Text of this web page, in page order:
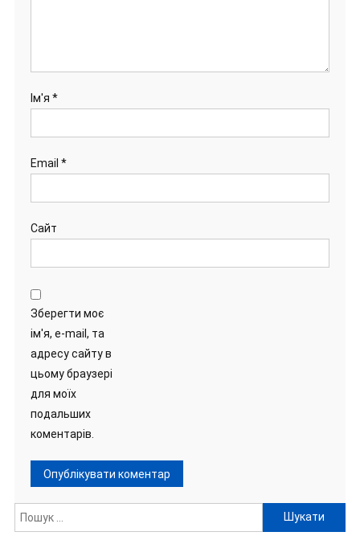
Ім'я *
Email *
Сайт
Зберегти моє
ім'я, e-mail, та
адресу сайту в
цьому браузері
для моїх
подальших
коментарів.
Пошук: